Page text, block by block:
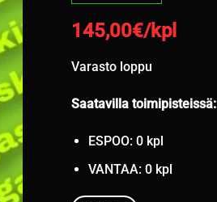
145,00€/kpl
Varasto loppu
Saatavilla toimipisteissä:
ESPOO: 0 kpl
VANTAA: 0 kpl